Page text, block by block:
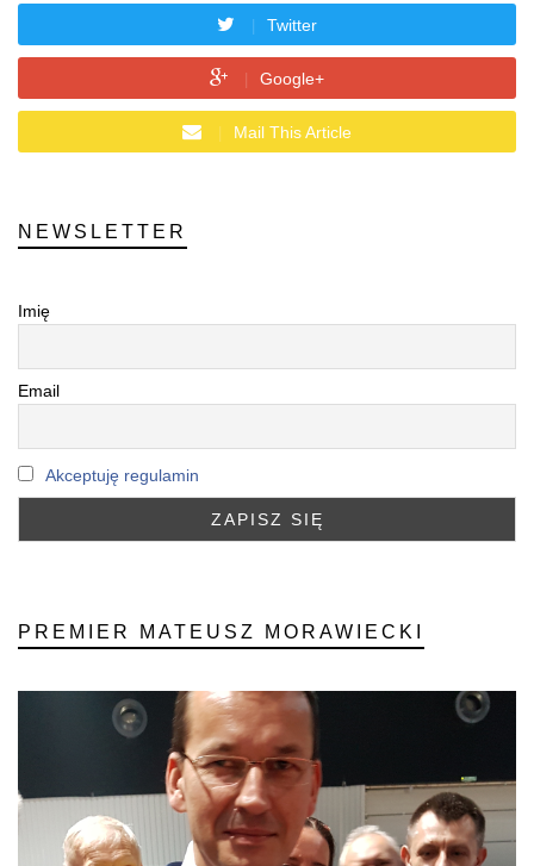
Twitter
Google+
Mail This Article
NEWSLETTER
Imię
Email
Akceptuję regulamin
PREMIER MATEUSZ MORAWIECKI